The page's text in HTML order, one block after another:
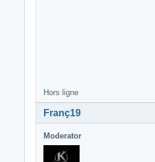
Hors ligne
Franç19
Moderator